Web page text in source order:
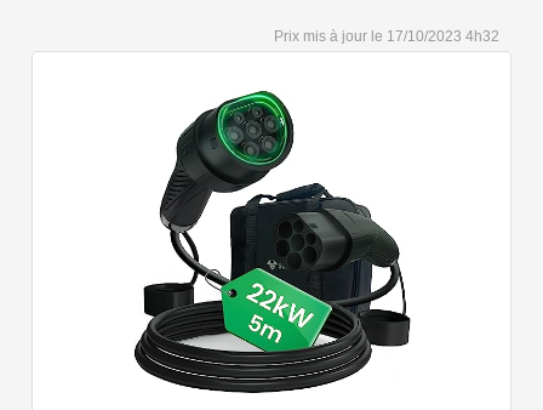
Capacité de charge à puissance réglable jusqu'à 22
kW. Câble de charge Type 2 de 5 ou 7 mètres de long.
Compatible avec tous les compteurs d'énergie Wallbox
permettant d'éviter les pannes de courant, les surprises
sur vos factures d'énergie et de charger votre VE avec
vos panneaux solaires.
17/10/2023 4h32